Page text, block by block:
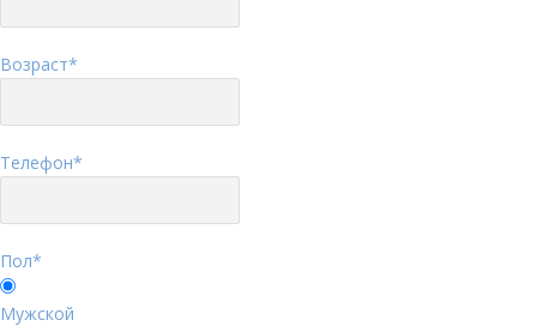
Возраст*
Телефон*
Пол*
Мужской